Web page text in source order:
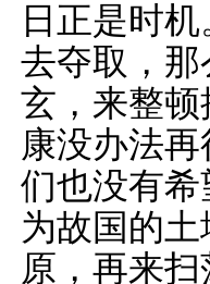
日正是时
去夺取，
玄，来整
康没办法
们也没有希
为故国的
原，再来